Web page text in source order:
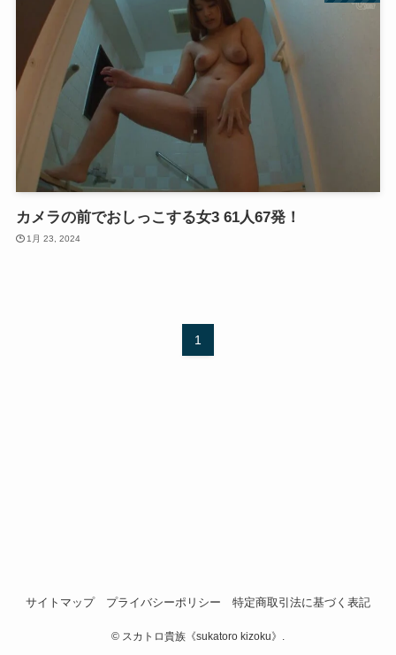
カメラの前でおしっこする女3 61人67発！
1月 23, 2024
1
サイトマップ プライバシーポリシー 特定商取引法に基づく表記
© スカトロ貴族《sukatoro kizoku》.